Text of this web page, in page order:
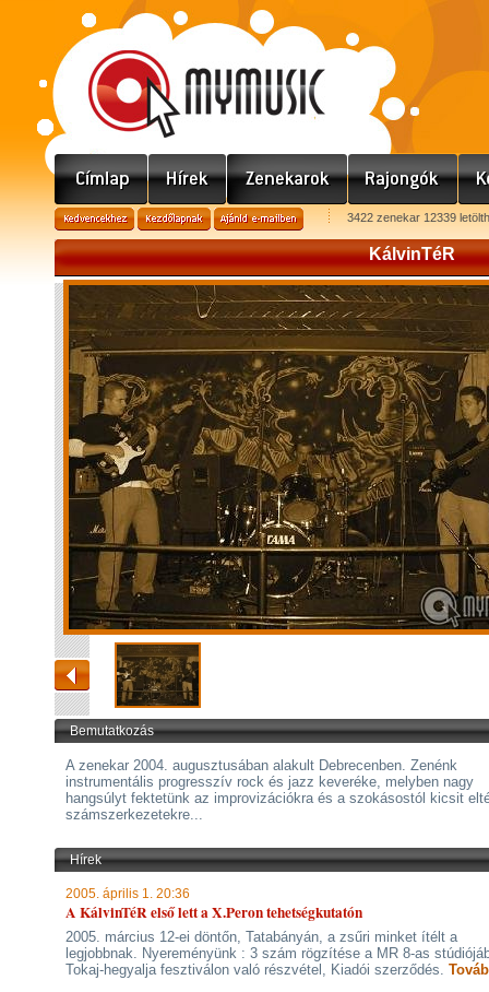
3422 zenekar 12339
KálvinTéR
Bemutatkozás
A zenekar 2004. augusztusában alakult Debrecenben. Zenénk
instrumentális progresszív rock és jazz keveréke, melyben nagy
hangsúlyt fektetünk az improvizációkra és a szokásostól kicsit
számszerkezetekre...
Hírek
2005. április 1. 20:36
A KálvinTéR első lett a X.Peron tehetségkutatón
2005. március 12-ei döntőn, Tatabányán, a zsűri minket ítélt a
legjobbnak. Nyereményünk : 3 szám rögzítése a MR 8-as
Tokaj-hegyalja fesztiválon való részvétel, Kiadói szerződés.